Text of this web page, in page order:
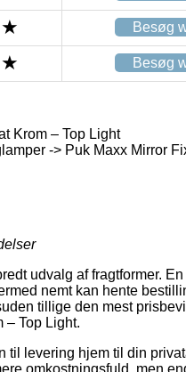
Besøg
Besøg
Krom – Top Light
-> Puk Maxx Mirror
udvalg af fragtformer.
nemt kan hente
tillige den mest
– Top Light.
til levering hjem til din
omkostningsfuld, men